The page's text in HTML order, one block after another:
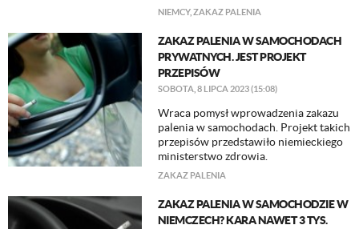
NIEMCY, ZAKAZ PALENIA
ZAKAZ PALENIA W SAMOCHODACH
PRYWATNYCH. JEST PROJEKT
PRZEPISÓW
SOBOTA, 8 LIPCA 2023 (15:08)
Wraca pomysł wprowadzenia zakazu
palenia w samochodach. Projekt takich
przepisów przedstawiło niemieckiego
ministerstwo zdrowia.
ZAKAZ PALENIA
ZAKAZ PALENIA W SAMOCHODZIE W
NIEMCZECH? KARA NAWET 3 TYS.